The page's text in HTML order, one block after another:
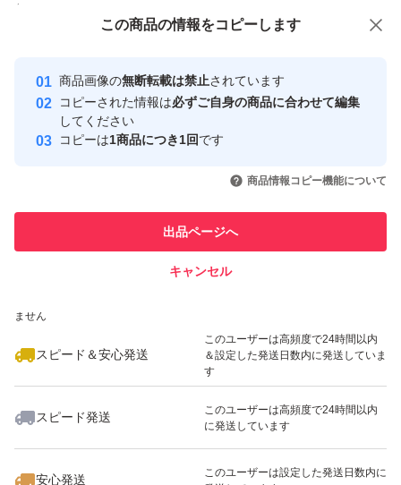
付与しています
安心取引出品者
心・安全なユーザーです
取引実績
引を完了させた実績があります
での取引実績があります
ません
スピード＆安心発送
このユーザーは高頻度で24時間以内
＆設定した発送日数内に発送していま
す
スピード発送
このユーザーは高頻度で24時間以内
に発送しています
安心発送
このユーザーは設定した発送日数内に
この商品の情報をコピーします
商品画像の無断転載は禁止されています
コピーされた情報は必ずご自身の商品に合わせて編集
してください
コピーは1商品につき1回です
商品情報コピー機能について
出品ページへ
キャンセル
この商品をみている人にオススメ
いいね！
13,555